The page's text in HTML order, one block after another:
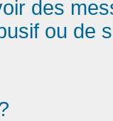
des
ou de